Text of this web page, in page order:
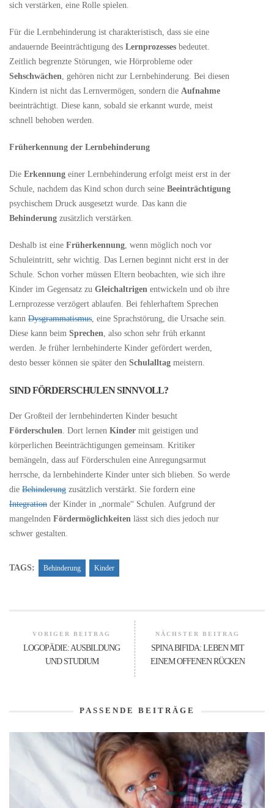
sich verstärken, eine Rolle spielen.
Für die Lernbehinderung ist charakteristisch, dass sie eine
andauernde Beeinträchtigung des Lernprozesses bedeutet.
Zeitlich begrenzte Störungen, wie Hörprobleme oder
Sehschwächen, gehören nicht zur Lernbehinderung. Bei diesen
Kindern ist nicht das Lernvermögen, sondern die Aufnahme
beeinträchtigt. Diese kann, sobald sie erkannt wurde, meist
schnell behoben werden.
Früherkennung der Lernbehinderung
Die Erkennung einer Lernbehinderung erfolgt meist erst in der
Schule, nachdem das Kind schon durch seine Beeinträchtigung
psychischem Druck ausgesetzt wurde. Das kann die
Behinderung zusätzlich verstärken.
Deshalb ist eine Früherkennung, wenn möglich noch vor
Schuleintritt, sehr wichtig. Das Lernen beginnt nicht erst in der
Schule. Schon vorher müssen Eltern beobachten, wie sich ihre
Kinder im Gegensatz zu Gleichaltrigen entwickeln und ob ihre
Lernprozesse verzögert ablaufen. Bei fehlerhaftem Sprechen
kann Dysgrammatismus, eine Sprachstörung, die Ursache sein.
Diese kann beim Sprechen, also schon sehr früh erkannt
werden. Je früher lernbehinderte Kinder gefördert werden,
desto besser können sie später den Schulalltag meistern.
SIND FÖRDERSCHULEN SINNVOLL?
Der Großteil der lernbehinderten Kinder besucht
Förderschulen . Dort lernen Kinder mit geistigen und
körperlichen Beeinträchtigungen gemeinsam. Kritiker
bemängeln, dass auf Förderschulen eine Anregungsarmut
herrsche, da lernbehinderte Kinder unter sich blieben. So werde
die Behinderung zusätzlich verstärkt. Sie fordern eine
Integration der Kinder in „normale“ Schulen. Aufgrund der
mangelnden Fördermöglichkeiten lässt sich dies jedoch nur
schwer gestalten.
TAGS: Behinderung Kinder
VORIGER BEITRAG
LOGOPÄDIE: AUSBILDUNG
UND STUDIUM
NÄCHSTER BEITRAG
SPINA BIFIDA: LEBEN MIT
EINEM OFFENEN RÜCKEN
PASSENDE BEITRÄGE